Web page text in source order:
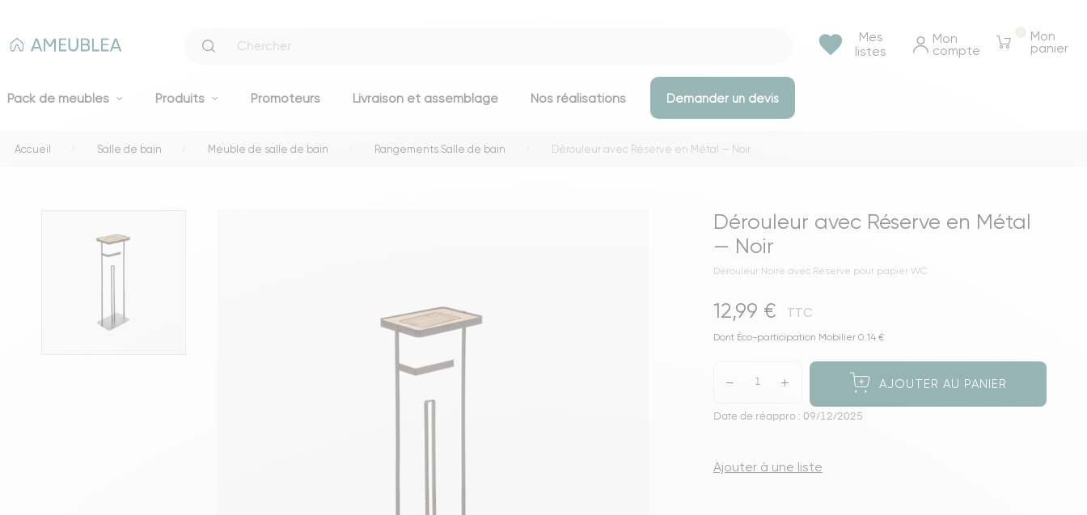
Mes
listes
favorite Mon
compte
Mon
panier
Pack de meubles Produits
Poufs
Voir toutes les assises Portants & Dressings
Voir tous les meubles de rangements
Tables basse & appoints
Promoteurs Livraison et assemblage Nos réalisations Demander un devis
Accueil Salle de bain Meuble de salle de bain Rangements Salle de bain Dérouleur avec Réserve en Métal — Noir
Dérouleur avec Réserve en Métal
— Noir
Dérouleur Noire avec Réserve pour papier WC
12,99 € TTC
Dont Éco-participation Mobilier 0.14 €
AJOUTER AU PANIER
Date de réappro : 09/12/2025
Ajouter à une liste